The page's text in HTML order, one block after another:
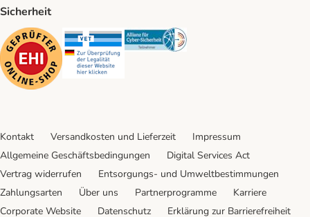
Sicherheit
Security Security Security
Kontakt Versandkosten und Lieferzeit
Impressum
Allgemeine Geschäftsbedingungen
Digital Services Act
Vertrag widerrufen
Entsorgungs- und Umweltbestimmungen
Zahlungsarten
Über uns Partnerprogramme
Karriere
Corporate Website
Datenschutz Erklärung zur Barrierefreiheit